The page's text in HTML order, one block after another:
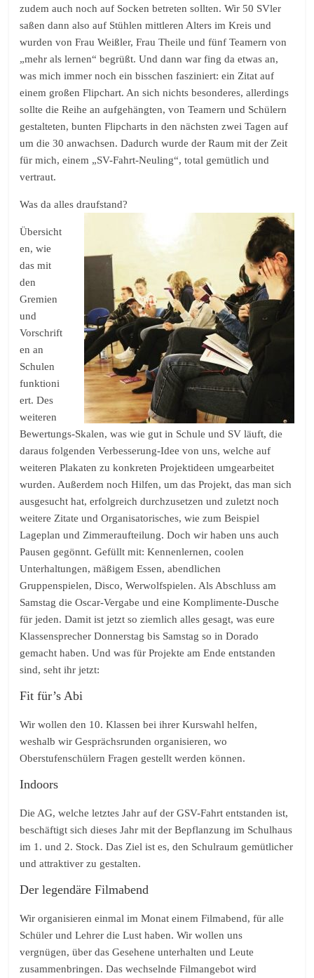
zudem auch noch auf Socken betreten sollten. Wir 50 SVler
saßen dann also auf Stühlen mittleren Alters im Kreis und
wurden von Frau Weißler, Frau Theile und fünf Teamern von
„mehr als lernen“ begrüßt. Und dann war fing da etwas an,
was mich immer noch ein bisschen fasziniert: ein Zitat auf
einem großen Flipchart. An sich nichts besonderes, allerdings
sollte die Reihe an aufgehängten, von Teamern und Schülern
gestalteten, bunten Flipcharts in den nächsten zwei Tagen auf
um die 30 anwachsen. Dadurch wurde der Raum mit der Zeit
für mich, einem „SV-Fahrt-Neuling“, total gemütlich und
vertraut.
Was da alles draufstand?
Übersicht
en, wie
das mit
den
Gremien
und
Vorschrift
en an
Schulen
funktioni
ert. Des
weiteren
Bewertungs-Skalen, was wie gut in Schule und SV läuft, die
daraus folgenden Verbesserung-Idee von uns, welche auf
weiteren Plakaten zu konkreten Projektideen umgearbeitet
wurden. Außerdem noch Hilfen, um das Projekt, das man sich
ausgesucht hat, erfolgreich durchzusetzen und zuletzt noch
weitere Zitate und Organisatorisches, wie zum Beispiel
Lageplan und Zimmeraufteilung. Doch wir haben uns auch
Pausen gegönnt. Gefüllt mit: Kennenlernen, coolen
Unterhaltungen, mäßigem Essen, abendlichen
Gruppenspielen, Disco, Werwolfspielen. Als Abschluss am
Samstag die Oscar-Vergabe und eine Komplimente-Dusche
für jeden. Damit ist jetzt so ziemlich alles gesagt, was eure
Klassensprecher Donnerstag bis Samstag so in Dorado
gemacht haben. Und was für Projekte am Ende entstanden
sind, seht ihr jetzt:
Fit für’s Abi
Wir wollen den 10. Klassen bei ihrer Kurswahl helfen,
weshalb wir Gesprächsrunden organisieren, wo
Oberstufenschülern Fragen gestellt werden können.
Indoors
Die AG, welche letztes Jahr auf der GSV-Fahrt entstanden ist,
beschäftigt sich dieses Jahr mit der Bepflanzung im Schulhaus
im 1. und 2. Stock. Das Ziel ist es, den Schulraum gemütlicher
und attraktiver zu gestalten.
Der legendäre Filmabend
Wir organisieren einmal im Monat einem Filmabend, für alle
Schüler und Lehrer die Lust haben. Wir wollen uns
vergnügen, über das Gesehene unterhalten und Leute
zusammenbringen. Das wechselnde Filmangebot wird